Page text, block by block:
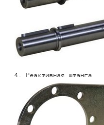
4. Реактивная штанга